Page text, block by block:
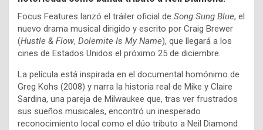
Focus Features lanzó el tráiler oficial de Song Sung Blue, el
nuevo drama musical dirigido y escrito por Craig Brewer
(Hustle & Flow, Dolemite Is My Name), que llegará a los
cines de Estados Unidos el próximo 25 de diciembre.
La película está inspirada en el documental homónimo de
Greg Kohs (2008) y narra la historia real de Mike y Claire
Sardina, una pareja de Milwaukee que, tras ver frustrados
sus sueños musicales, encontró un inesperado
reconocimiento local como el dúo tributo a Neil Diamond